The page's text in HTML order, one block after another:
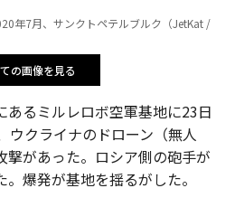
年7月、サンクトペテルブルク（JetKat /
の画像を見る
あるミルレロボ空軍基地に23日
ウクライナのドローン（無人
撃があった。ロシア側の砲手が
爆発が基地を揺るがした。